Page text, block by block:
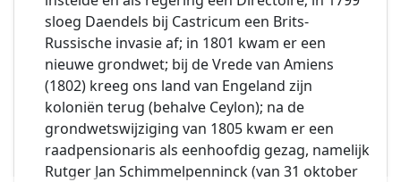
sloeg Daendels bij Castricum een Brits-
Russische invasie af; in 1801 kwam er een
nieuwe grondwet; bij de Vrede van Amiens
(1802) kreeg ons land van Engeland zijn
koloniën terug (behalve Ceylon); na de
grondwetswijziging van 1805 kwam er een
raadpensionaris als eenhoofdig gezag, namelijk
Rutger Jan Schimmelpenninck (van 31 oktober